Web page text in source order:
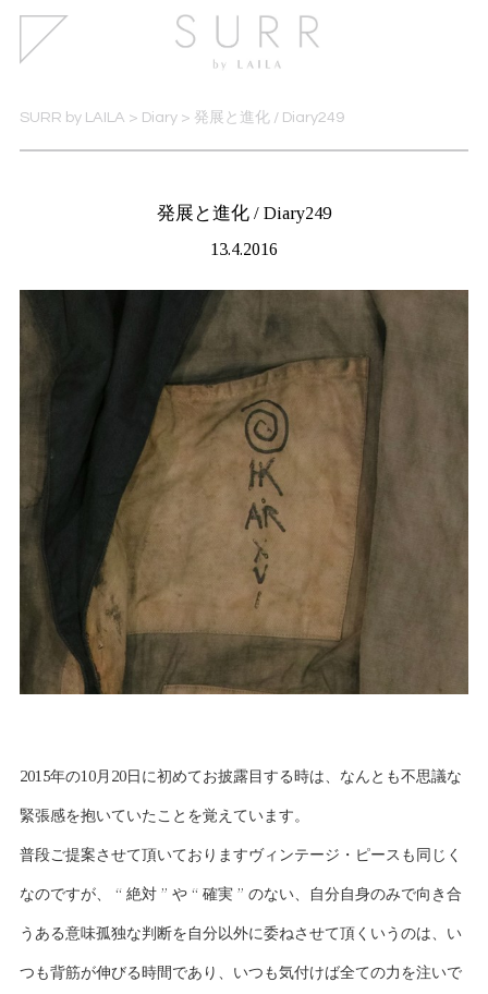
SURR by LAILA > Diary> 発展と進化 / Diary249
発展と進化 / Diary249
13.4.2016
2015年の10月20日に初めてお披露目する時は、なんとも不思議な
緊張感を抱いていたことを覚えています。
普段ご提案させて頂いておりますヴィンテージ・ピースも同じく
なのですが、 “ 絶対 ” や “ 確実 ” のない、自分自身のみで向き合
うある意味孤独な判断を自分以外に委ねさせて頂くいうのは、い
つも背筋が伸びる時間であり、いつも気付けば全ての力を注いで